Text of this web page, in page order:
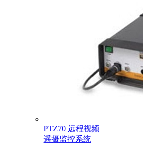
PTZ70 远程视频
遥摄监控系统